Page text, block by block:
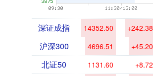
深证成指 14352.50 +242.38
沪深300 4696.51 +45.20
北证50 1131.60 +8.72